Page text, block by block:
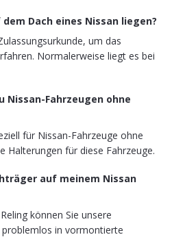
Dach eines Nissan liegen?
um das
Normalerweise liegt es bei
Nissan-Fahrzeugen ohne
für Nissan-Fahrzeuge ohne
Halterungen für diese Fahrzeuge.
auf meinem Nissan
können Sie unsere
in vormontierte